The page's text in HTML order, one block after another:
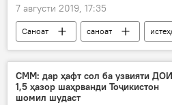
7 августи 2019, 17:35
Саноат саноат
Дар Тоҷикистон
Кумитаи
СММ: дар ҳафт сол ба узвияти
1,5 ҳазор шаҳрванди Тоҷикистон
шомил шудаст